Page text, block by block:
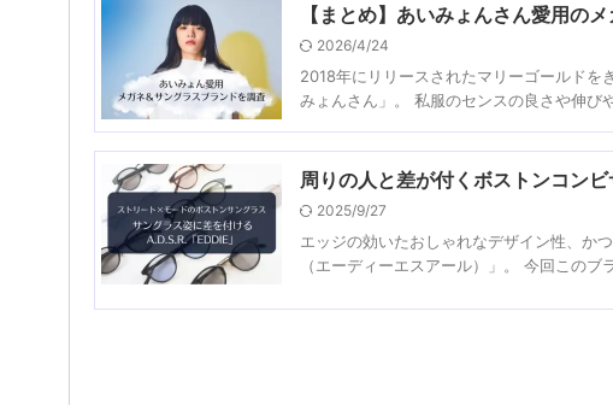
【まとめ】あいみょんさん愛用の
2026/4/24
2018年にリリースされたマリーゴールドを
みょんさん」。 私服のセンスの良さや伸び
周りの人と差が付くボストンコン
2025/9/27
エッジの効いたおしゃれなデザイン性、か
（エーディーエスアール）」。 今回この